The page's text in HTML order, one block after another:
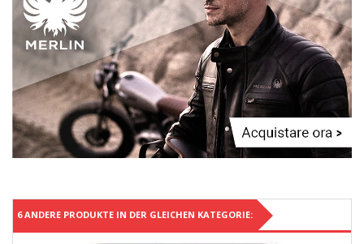
6 ANDERE PRODUKTE IN DER GLEICHEN KATEGORIE: